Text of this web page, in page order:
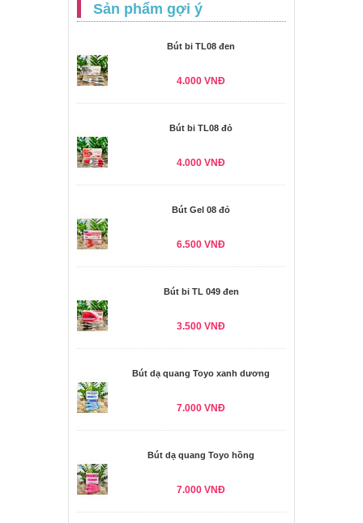
Sản phẩm gợi ý
Bút bi TL08 đen
4.000 VNĐ
Bút bi TL08 đỏ
4.000 VNĐ
Bút Gel 08 đỏ
6.500 VNĐ
Bút bi TL 049 đen
3.500 VNĐ
Bút dạ quang Toyo xanh dương
7.000 VNĐ
Bút dạ quang Toyo hồng
7.000 VNĐ